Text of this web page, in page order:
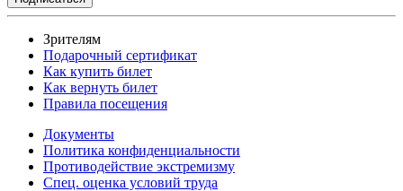
Зрителям
Подарочный сертификат
Как купить билет
Как вернуть билет
Правила посещения
Документы
Политика конфиденциальности
Противодействие экстремизму
Спец. оценка условий труда